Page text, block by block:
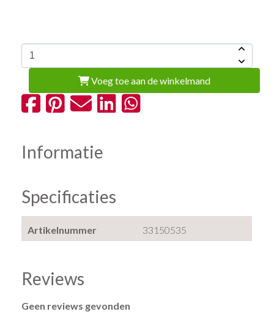
Voeg toe aan de winkelmand
Informatie
Specificaties
Artikelnummer 33150535
Reviews
Geen reviews gevonden